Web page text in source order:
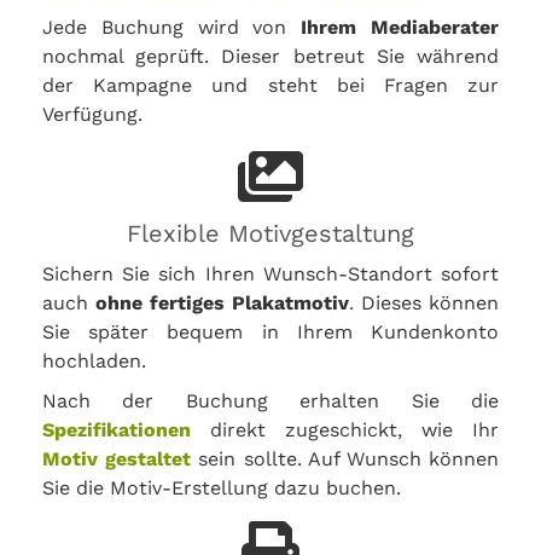
Jede Buchung wird von Ihrem Mediaberater
nochmal geprüft. Dieser betreut Sie während
der Kampagne und steht bei Fragen zur
Verfügung.
Flexible Motivgestaltung
Sichern Sie sich Ihren Wunsch-Standort sofort
auch ohne fertiges Plakatmotiv. Dieses können
Sie später bequem in Ihrem Kundenkonto
hochladen.
Nach der Buchung erhalten Sie die
Spezifikationen direkt zugeschickt, wie Ihr
Motiv gestaltet sein sollte. Auf Wunsch können
Sie die Motiv-Erstellung dazu buchen.